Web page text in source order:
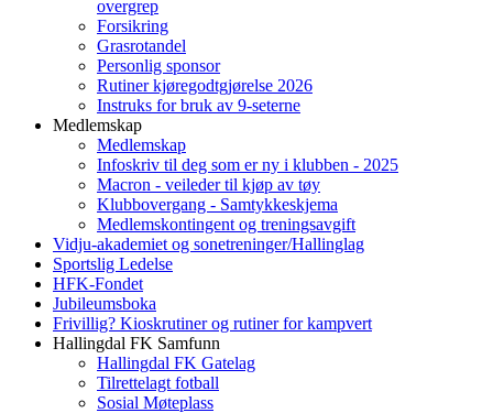
overgrep
Forsikring
Grasrotandel
Personlig sponsor
Rutiner kjøregodtgjørelse 2026
Instruks for bruk av 9-seterne
Medlemskap
Medlemskap
Infoskriv til deg som er ny i klubben - 2025
Macron - veileder til kjøp av tøy
Klubbovergang - Samtykkeskjema
Medlemskontingent og treningsavgift
Vidju-akademiet og sonetreninger/Hallinglag
Sportslig Ledelse
HFK-Fondet
Jubileumsboka
Frivillig? Kioskrutiner og rutiner for kampvert
Hallingdal FK Samfunn
Hallingdal FK Gatelag
Tilrettelagt fotball
Sosial Møteplass